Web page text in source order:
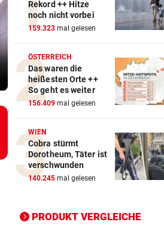
Gewalt an
Ziehtochter vor
Gericht
„Haben
sterben
Rekord ++ Hitze
noch nicht vorbei
159.323 mal gelesen
ÖSTERREICH
Das waren die
heißesten Orte ++
So geht es weiter
156.409 mal gelesen
WIEN
Cobra stürmt
Dorotheum, Täter ist
verschwunden
140.245 mal gelesen
PRODUKT VERGLEICHE
Action-Cam Vergleich
ZUM VERGLEICH
Crosstrainer Vergleich
ZUM VERGLEICH
ZUM VERGLEICH
Elektro-Scooter Vergleich
ZUM VERGLEICH
ZUM VERGLEICH